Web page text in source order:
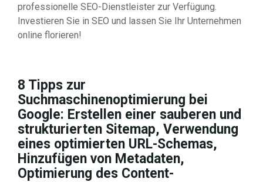
professionelle SEO-Dienstleister zur Verfügung.
Investieren Sie in SEO und lassen Sie Ihr Unternehmen
online florieren!
8 Tipps zur
Suchmaschinenoptimierung bei
Google: Erstellen einer sauberen und
strukturierten Sitemap, Verwendung
eines optimierten URL-Schemas,
Hinzufügen von Metadaten,
Optimierung des Content-